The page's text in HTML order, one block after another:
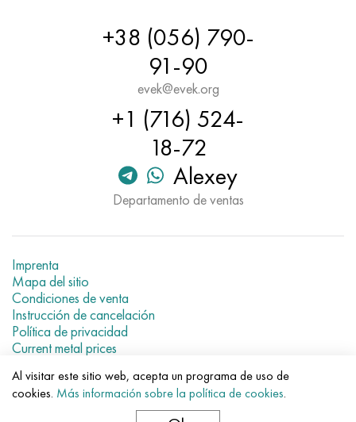
+38 (056) 790-
91-90
evek@evek.org
+1 (716) 524-
18-72
Alexey
Departamento de ventas
Imprenta
Mapa del sitio
Condiciones de venta
Instrucción de cancelación
Política de privacidad
Current metal prices
© 2007–2026 «Evek GmbH»
El uso de los materiales de la web sin enlaces directos para el
Al visitar este sitio web, acepta un programa de uso de
cookies. Más información sobre la política de cookies.